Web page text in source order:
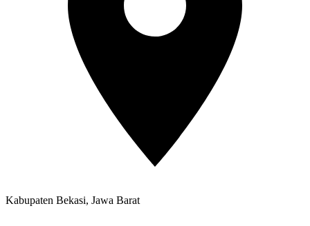
Kabupaten Bekasi, Jawa Barat